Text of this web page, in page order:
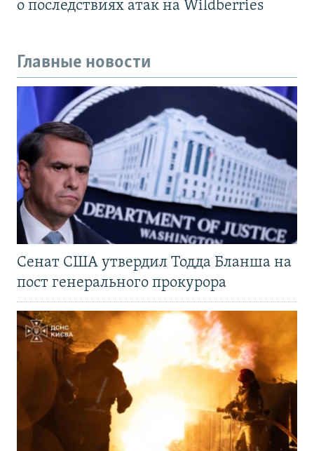
о последствиях атак на Wildberries
Главные новости
Сенат США утвердил Тодда Бланша на
пост генерального прокурора